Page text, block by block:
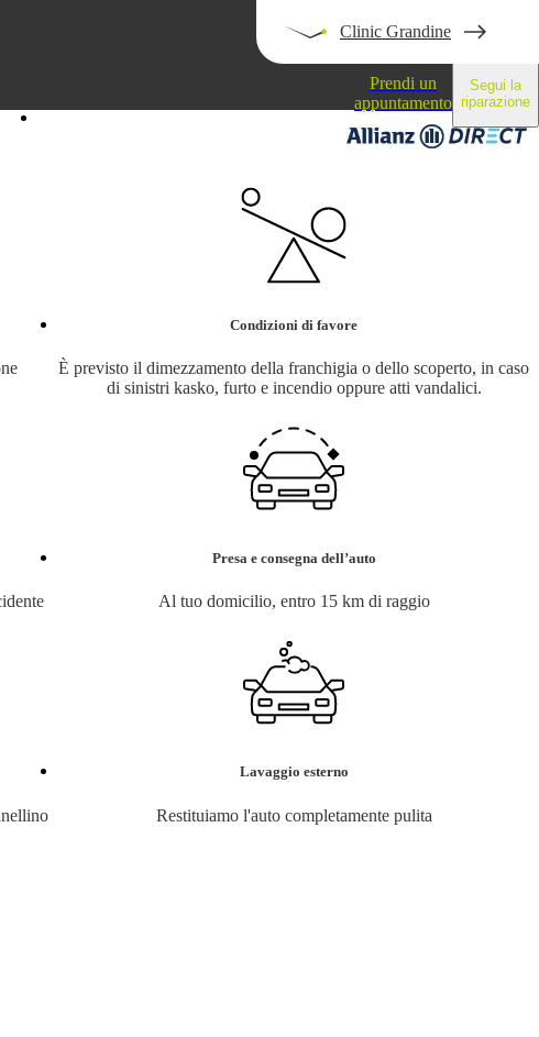
Prendi un
appuntamento
Segui la
riparazione
Clinic Grandine
Condizioni di favore
È previsto il dimezzamento della franchigia o dello scoperto, in caso
di sinistri kasko, furto e incendio oppure atti vandalici.
Presa e consegna dell’auto
Al tuo domicilio, entro 15 km di raggio
Lavaggio esterno
Restituiamo l'auto completamente pulita